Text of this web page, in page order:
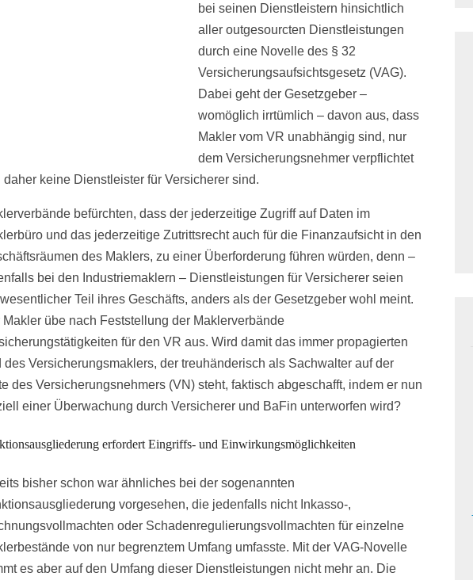
bei seinen Dienstleistern hinsichtlich
aller outgesourcten Dienstleistungen
durch eine Novelle des § 32
Versicherungsaufsichtsgesetz (VAG).
Dabei geht der Gesetzgeber –
womöglich irrtümlich – davon aus, dass
Makler vom VR unabhängig sind, nur
dem Versicherungsnehmer verpflichtet
daher keine Dienstleister für Versicherer sind.
befürchten, dass der jederzeitige Zugriff auf Daten im
und das jederzeitige Zutrittsrecht auch für die Finanzaufsicht in den
des Maklers, zu einer Überforderung führen würden, denn –
bei den Industriemaklern – Dienstleistungen für Versicherer seien
Teil ihres Geschäfts, anders als der Gesetzgeber wohl meint.
Makler übe nach Feststellung der Maklerverbände
für den VR aus. Wird damit das immer propagierten
des Versicherungsmaklers, der treuhänderisch als Sachwalter auf der
des Versicherungsnehmers (VN) steht, faktisch abgeschafft, indem er nun
einer Überwachung durch Versicherer und BaFin unterworfen wird?
erfordert Eingriffs- und Einwirkungsmöglichkeiten
bisher schon war ähnliches bei der sogenannten
vorgesehen, die jedenfalls nicht Inkasso-,
oder Schadenregulierungsvollmachten für einzelne
von nur begrenztem Umfang umfasste. Mit der VAG-Novelle
es aber auf den Umfang dieser Dienstleistungen nicht mehr an. Die